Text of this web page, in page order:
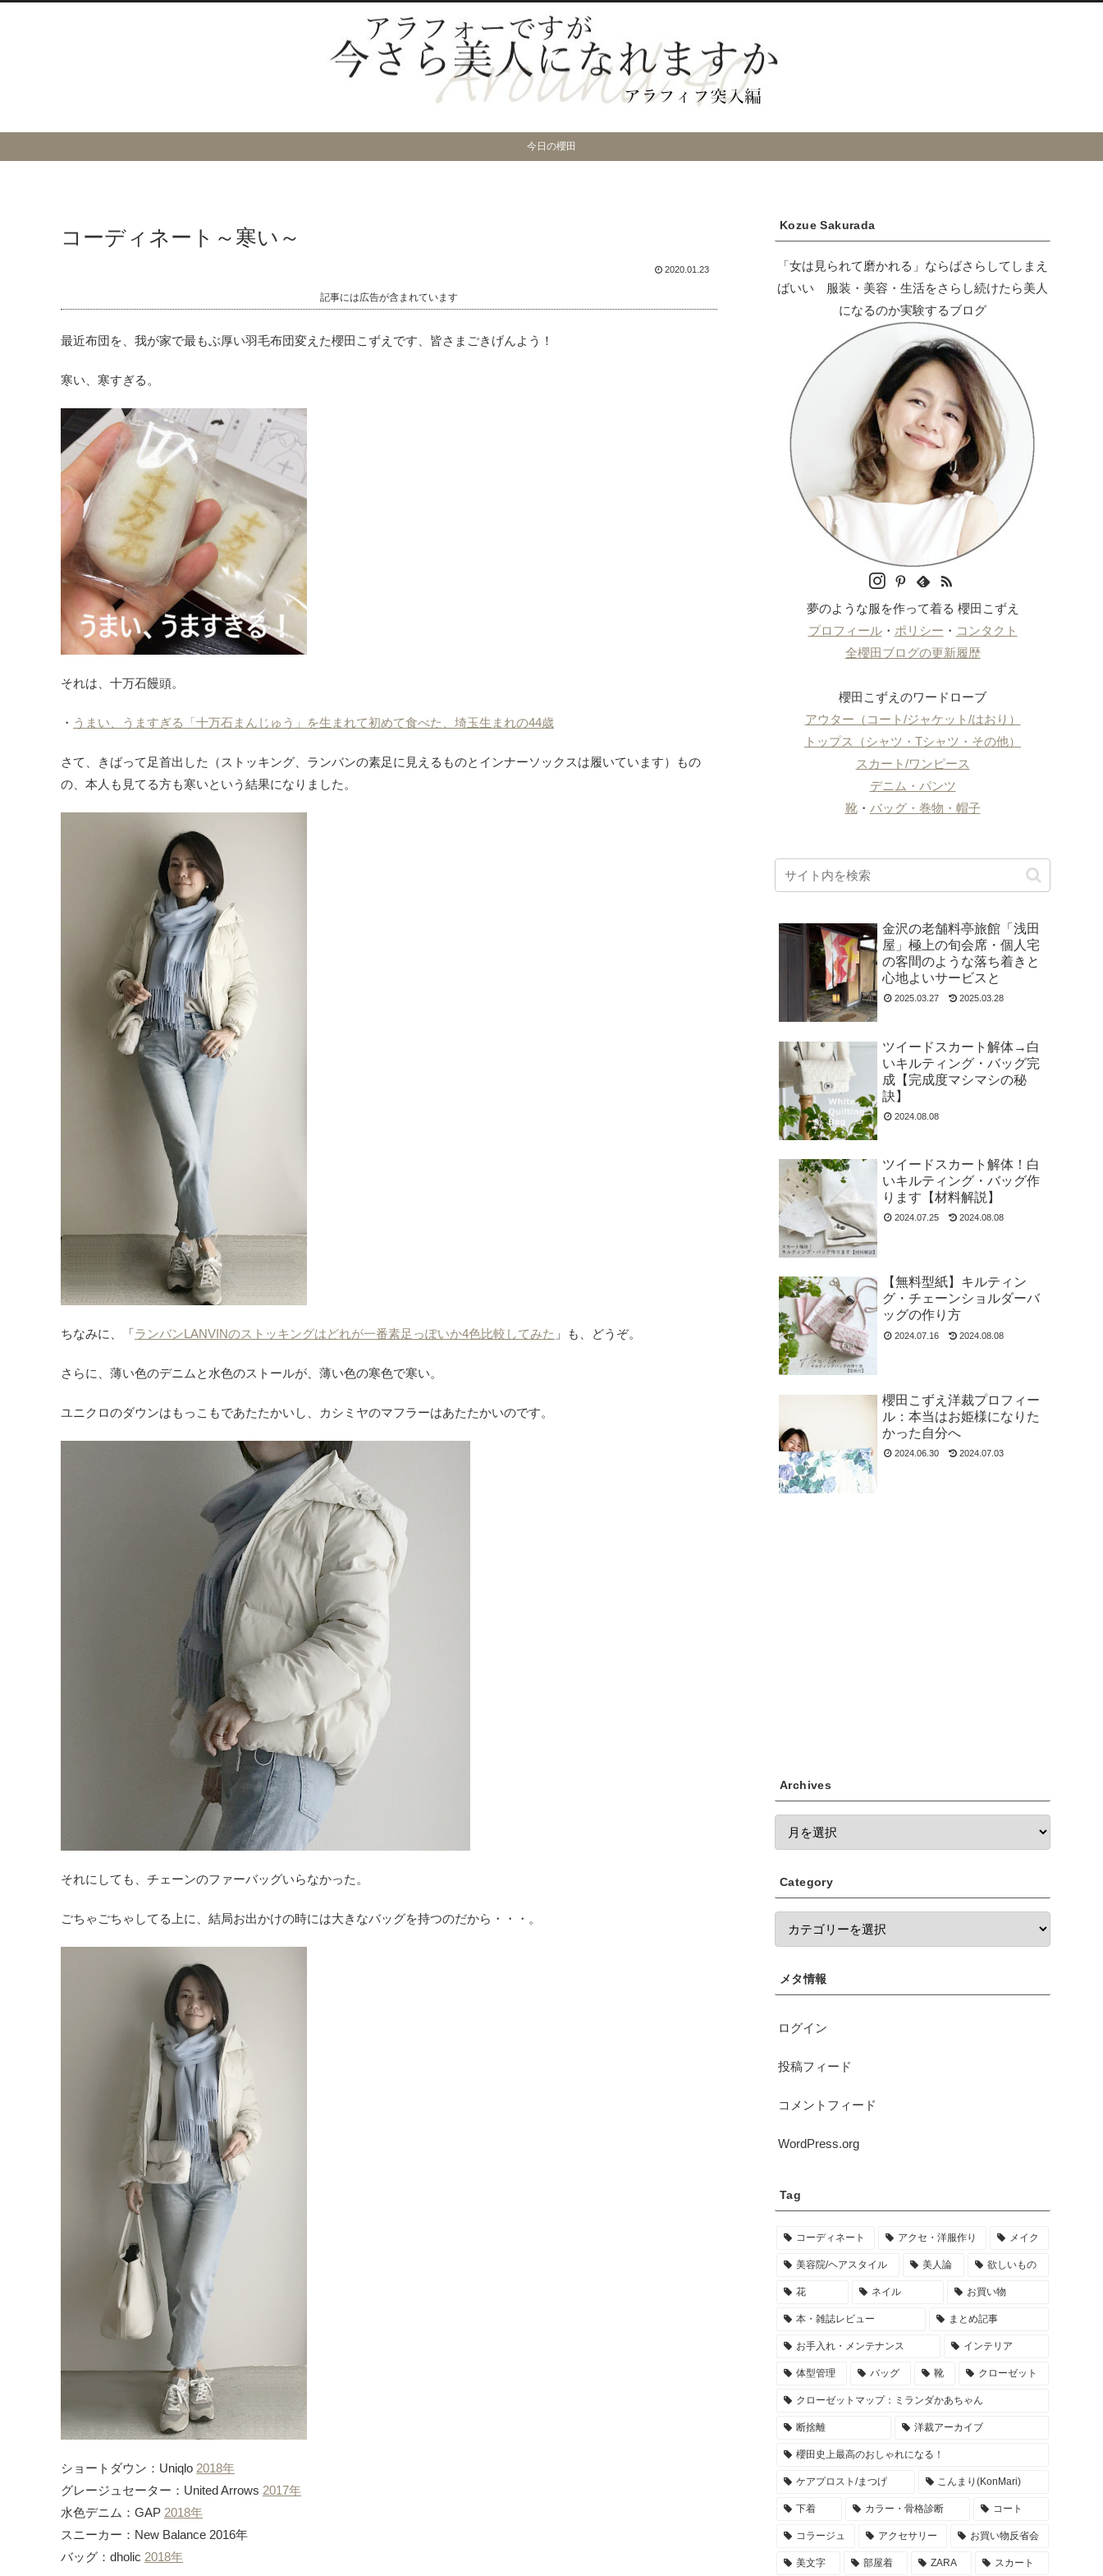
今日の櫻田
コーディネート～寒い～
2020.01.23
記事には広告が含まれています
最近布団を、我が家で最もぶ厚い羽毛布団変えた櫻田こずえです、皆さまごきげんよう！
寒い、寒すぎる。
それは、十万石饅頭。
・ うまい、うますぎる「十万石まんじゅう」を生まれて初めて食べた、埼玉生まれの44歳
さて、きばって足首出した（ストッキング、ランバンの素足に見えるものとインナーソックスは履いています）もの
の、本人も見てる方も寒いという結果になりました。
ちなみに、「ランバンLANVINのストッキングはどれが一番素足っぽいか4色比較してみた 」も、どうぞ。
さらに、薄い色のデニムと水色のストールが、薄い色の寒色で寒い。
ユニクロのダウンはもっこもであたたかいし、カシミヤのマフラーはあたたかいのです。
それにしても、チェーンのファーバッグいらなかった。
ごちゃごちゃしてる上に、結局お出かけの時には大きなバッグを持つのだから・・・。
ショートダウン：Uniqlo 2018年
グレージュセーター：United Arrows 2017年
水色デニム：GAP 2018年
スニーカー：New Balance 2016年
バッグ：dholic 2018年
Kozue Sakurada
「女は見られて磨かれる」ならばさらしてしまえ
ばいい 服装・美容・生活をさらし続けたら美人
になるのか実験するブログ
夢のような服を作って着る 櫻田こずえ
プロフィール・ ポリシー ・ コンタクト
全櫻田ブログの更新履歴
櫻田こずえのワードローブ
アウター（コート/ジャケット/はおり）
トップス（シャツ・Tシャツ・その他）
スカート/ワンピース
デニム・パンツ
靴・ バッグ・巻物・帽子
金沢の老舗料亭旅館「浅田
屋」極上の旬会席・個人宅
の客間のような落ち着きと
心地よいサービスと
2025.03.27 2025.03.28
ツイードスカート解体→白
いキルティング・バッグ完
成【完成度マシマシの秘
訣】
2024.08.08
ツイードスカート解体！白
いキルティング・バッグ作
ります【材料解説】
2024.07.25 2024.08.08
【無料型紙】キルティン
グ・チェーンショルダーバ
ッグの作り方
2024.07.16 2024.08.08
櫻田こずえ洋裁プロフィー
ル：本当はお姫様になりた
かった自分へ
2024.06.30 2024.07.03
Archives
Category
メタ情報
ログイン
投稿フィード
コメントフィード
WordPress.org
Tag
コーディネート アクセ・洋服作り メイク
美容院/ヘアスタイル 美人論 欲しいもの
花 ネイル お買い物
本・雑誌レビュー まとめ記事
お手入れ・メンテナンス インテリア
体型管理 バッグ 靴 クローゼット
クローゼットマップ：ミランダかあちゃん
断捨離 洋裁アーカイブ
櫻田史上最高のおしゃれになる！
ケアプロスト/まつげ こんまり(KonMari)
下着 カラー・骨格診断 コート
コラージュ アクセサリー お買い物反省会
美文字 部屋着 ZARA スカート